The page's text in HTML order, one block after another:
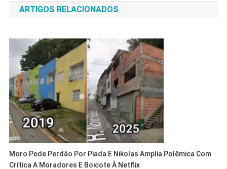
Post
ARTIGOS RELACIONADOS
Moro Pede Perdão Por Piada E Nikolas Amplia Polêmica Com
Crítica A Moradores E Boicote À Netflix